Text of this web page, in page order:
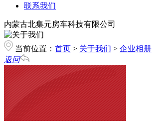
联系我们
内蒙古北集元房车科技有限公司
当前位置： 首页 > 关于我们 > 企业相册
返回